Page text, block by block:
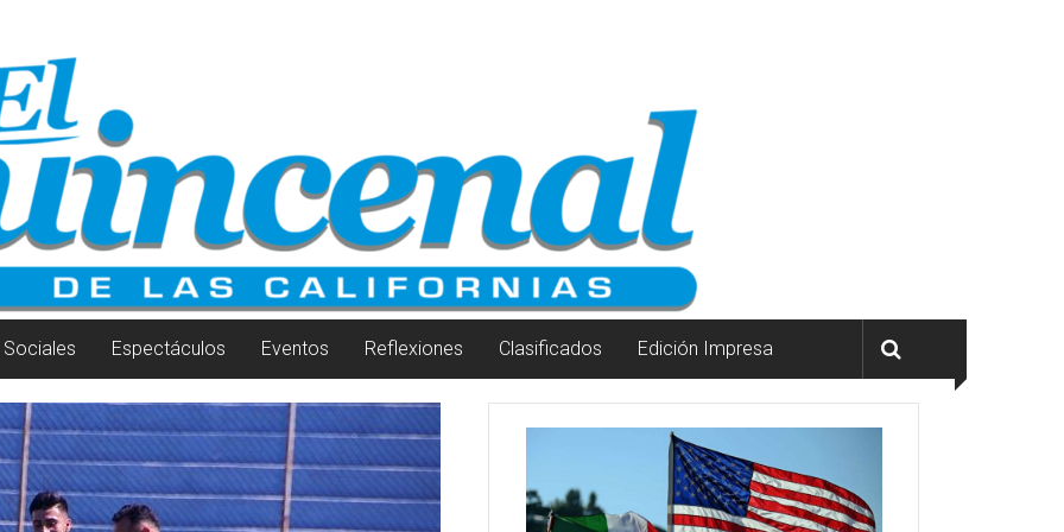
Sociales Espectáculos Eventos Reflexiones Clasificados Edición Impresa